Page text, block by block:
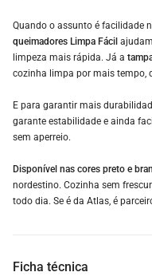
Quando o assunto é facilidade
queimadores Limpa Fácil
limpeza mais rápida. Já a
cozinha limpa por mais tempo,
E para garantir mais
garante estabilidade e ainda
sem aperreio.
Disponível nas cores preto e
nordestino. Cozinha sem
todo dia. Se é da Atlas, é
Ficha técnica